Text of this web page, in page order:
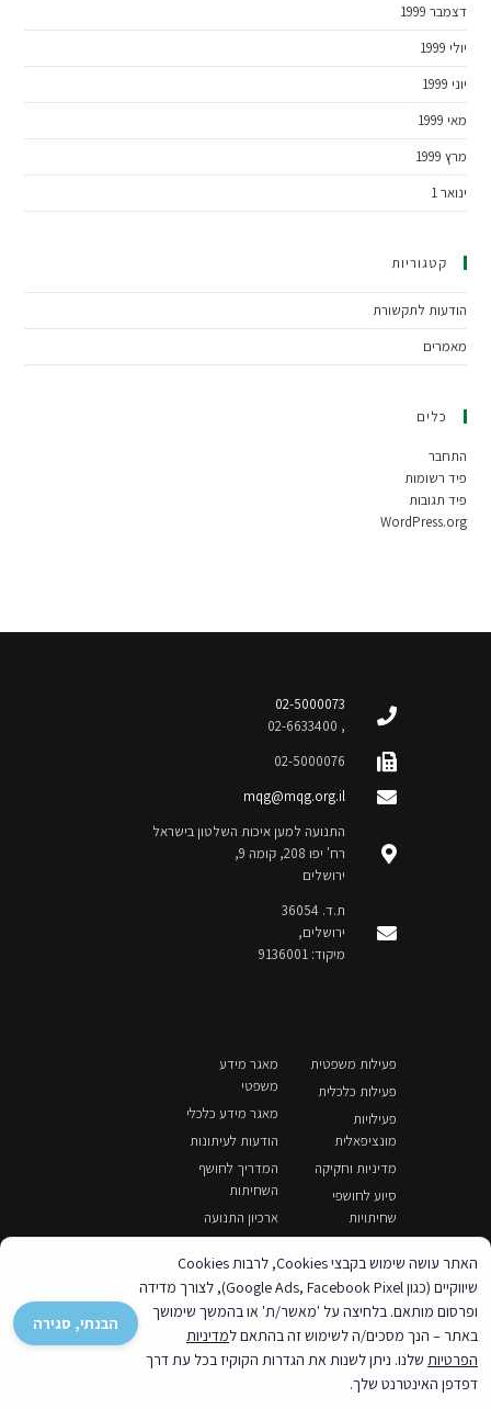
דצמבר 1999
יולי 1999
יוני 1999
מאי 1999
מרץ 1999
ינואר 1
קטגוריות
הודעות לתקשורת
מאמרים
כלים
התחבר
פיד רשומות
פיד תגובות
WordPress.org
02-5000073
, 02-6633400
02-5000076
mqg@mqg.org.il
התנועה למען איכות השלטון בישראל
רח' יפו 208, קומה 9,
ירושלים
ת.ד. 36054
ירושלים,
מיקוד: 9136001
פעילות משפטית
פעילות כלכלית
פעילויות
מונציפאלית
מדיניות וחקיקה
סיוע לחושפי
שחיתויות
פעילות אזרחית
מאגר מידע
משפטי
מאגר מידע כלכלי
הודעות לעיתונות
המדריך לחושף
השחיתות
ארכיון התנועה
למחלקת הציבור
סיכום חודשי
דרושים
הבנתי, סגירה
האתר עושה שימוש בקבצי Cookies, לרבות Cookies
שיווקיים (כגון Google Ads, Facebook Pixel), לצורך מדידה
ופרסום מותאם. בלחיצה על 'מאשר/ת' או בהמשך שימושך
באתר – הנך מסכים/ה לשימוש זה בהתאם למדיניות
הפרטיות שלנו. ניתן לשנות את הגדרות הקוקיז בכל עת דרך
דפדפן האינטרנט שלך.